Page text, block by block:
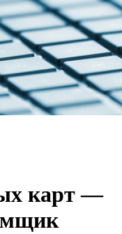
карт —